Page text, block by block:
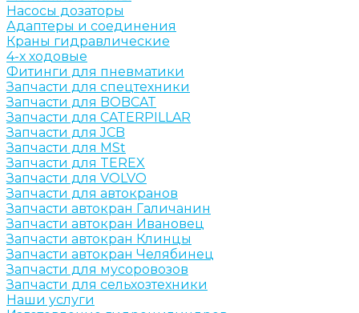
Насосы дозаторы
Адаптеры и соединения
Краны гидравлические
4-х ходовые
Фитинги для пневматики
Запчасти для спецтехники
Запчасти для BOBCAT
Запчасти для CATERPILLAR
Запчасти для JCB
Запчасти для MSt
Запчасти для TEREX
Запчасти для VOLVO
Запчасти для автокранов
Запчасти автокран Галичанин
Запчасти автокран Ивановец
Запчасти автокран Клинцы
Запчасти автокран Челябинец
Запчасти для мусоровозов
Запчасти для сельхозтехники
Наши услуги